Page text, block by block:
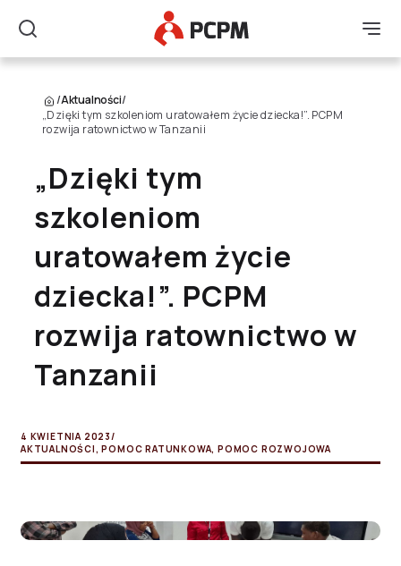
Szukaj
Główne Logo
/Aktualności/
„Dzięki tym szkoleniom uratowałem życie dziecka!”. PCPM
rozwija ratownictwo w Tanzanii
„Dzięki tym
szkoleniom
uratowałem życie
dziecka!”. PCPM
rozwija ratownictwo w
Tanzanii
4 KWIETNIA 2023 /
AKTUALNOŚCI ,POMOC RATUNKOWA,POMOC ROZWOJOWA